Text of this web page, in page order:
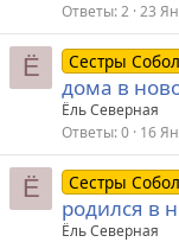
Ответы 2 23
Ё Сестры
дома в
Ёль Северная
Ответы 0 16
Ё Сестры
родился в
Ёль Северная